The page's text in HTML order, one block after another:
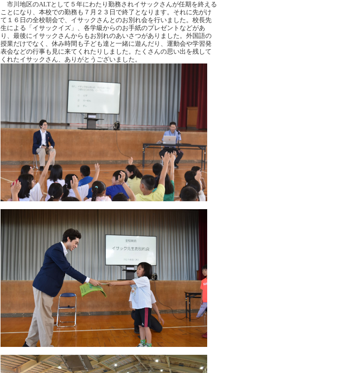
市川地区のALTとして５年にわたり勤務されイサックさんが任期を終える
ことになり、本校での勤務も７月２３日で終了となります。それに先がけ
て１６日の全校朝会で、イサックさんとのお別れ会を行いました。校長先
生による「イサックイズ」、各学級からのお手紙のプレゼントなどがあ
り、最後にイサックさんからもお別れのあいさつがありました。外国語の
授業だけでなく、休み時間も子ども達と一緒に遊んだり、運動会や学習発
表会などの行事も見に来てくれたりしました。たくさんの思い出を残して
くれたイサックさん、ありがとうございました。